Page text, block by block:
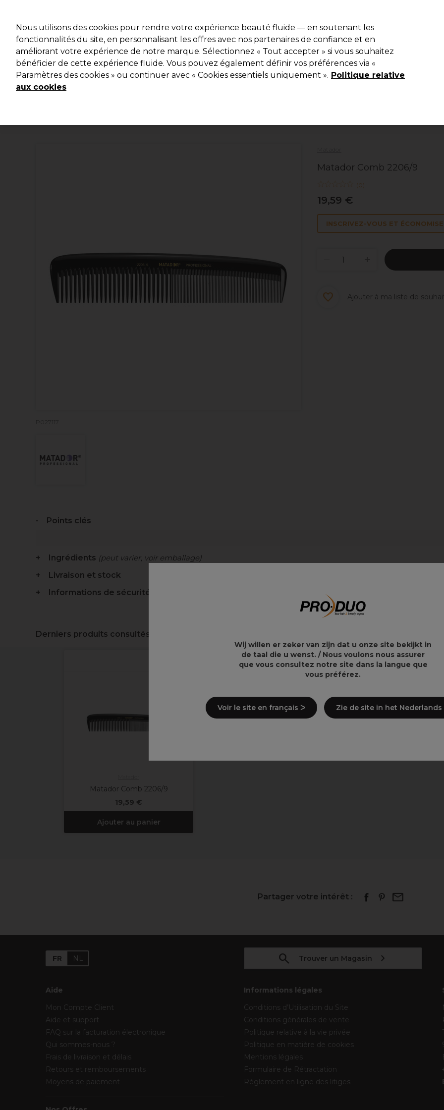
Rechercher
Marques
Bons plans 🌟 Coiffure Electro et Matériel Beauté Equipement de salon Hommes
Livraison le lendemain*
Après expédition, du lundi au vendredi
Livraison Gratuite
Matador Comb 2206/9
(0)
19,59 €
INSCRIVEZ-VOUS ET
Ajouter à ma liste de
Points clés
Ingrédients (peut varier, voir emballage)
Livraison et stock
Informations de sécurité
Derniers produits consultés
Matador Comb 2206/9
19,59 €
Ajouter au panier
Partager votre intérêt :
FR NL Trouver un Magasin
Aide
Mon Compte Client
Aide et support
FAQ sur la facturation électronique
Qui sommes-nous ?
Frais de livraison et délais
Retours et remboursements
Moyens de paiement
Informations légales
Conditions d’Utilisation du Site
Conditions générales de vente
Politique relative à la vie privée
Politique en matière de cookies
Mentions légales
Formulaire de Rétractation
Règlement en ligne des litiges
Nous utilisons des cookies pour rendre votre expérience beauté fluide — en soutenant les
fonctionnalités du site, en personnalisant les offres avec nos partenaires de confiance et en
améliorant votre expérience de notre marque. Sélectionnez « Tout accepter » si vous souhaitez
bénéficier de cette expérience fluide. Vous pouvez également définir vos préférences via «
Paramètres des cookies » ou continuer avec « Cookies essentiels uniquement ». Politique relative
aux cookies
Wij willen er zeker van zijn dat u onze site bekijkt in
de taal die u wenst. / Nous voulons nous assurer
que vous consultez notre site dans la langue que
vous préférez.
Voir le site en français ᐳ Zie de site in het Nederlands